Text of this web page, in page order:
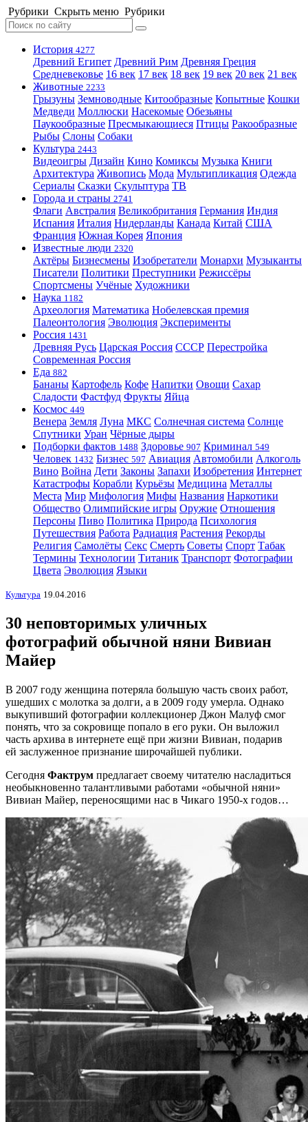
Рубрики Скрыть меню Рубрики
История 4277
Древний Египет Древний Рим Древняя Греция
Средневековье 16 век 17 век 18 век 19 век 20 век 21 век
Животные 2233
Грызуны Земноводные Китообразные Копытные Кошки
Медведи Моллюски Насекомые Обезьяны
Паукообразные Пресмыкающиеся Птицы Ракообразные
Рыбы Слоны Собаки
Культура 2443
Видеоигры Дизайн Кино Комиксы Музыка Книги
Архитектура Живопись Мода Мультипликация Одежда
Сериалы Сказки Скульптура ТВ
Города и страны 2741
Флаги Австралия Великобритания Германия Индия
Испания Италия Нидерланды Канада Китай США
Франция Южная Корея Япония
Известные люди 2320
Актёры Бизнесмены Изобретатели Монархи Музыканты
Писатели Политики Преступники Режиссёры
Спортсмены Учёные Художники
Наука 1182
Археология Математика Нобелевская премия
Палеонтология Эволюция Эксперименты
Россия 1431
Древняя Русь Царская Россия СССР Перестройка
Современная Россия
Еда 882
Бананы Картофель Кофе Напитки Овощи Сахар
Сладости Фастфуд Фрукты Яйца
Космос 449
Венера Земля Луна МКС Солнечная система Солнце
Спутники Уран Чёрные дыры
Подборки фактов 1488 Здоровье 907 Криминал 549
Человек 1432 Бизнес 597 Авиация Автомобили Алкоголь
Вино Война Дети Законы Запахи Изобретения Интернет
Катастрофы Корабли Курьёзы Медицина Металлы
Места Мир Мифология Мифы Названия Наркотики
Общество Олимпийские игры Оружие Отношения
Персоны Пиво Политика Природа Психология
Путешествия Работа Радиация Растения Рекорды
Религия Самолёты Секс Смерть Советы Спорт Табак
Термины Технологии Титаник Транспорт Фотографии
Цвета Эволюция Языки
Культура 19.04.2016
30 неповторимых уличных
фотографий обычной няни Вивиан
Майер
В 2007 году женщина потеряла большую часть своих работ,
ушедших с молотка за долги, а в 2009 году умерла. Однако
выкупивший фотографии коллекционер Джон Малуф смог
понять, что за сокровище попало в его руки. Он выложил
часть архива в интернете ещё при жизни Вивиан, подарив
ей заслуженное признание широчайшей публики.
Сегодня Фактрум предлагает своему читателю насладиться
необыкновенно талантливыми работами «обычной няни»
Вивиан Майер, переносящими нас в Чикаго 1950-х годов…